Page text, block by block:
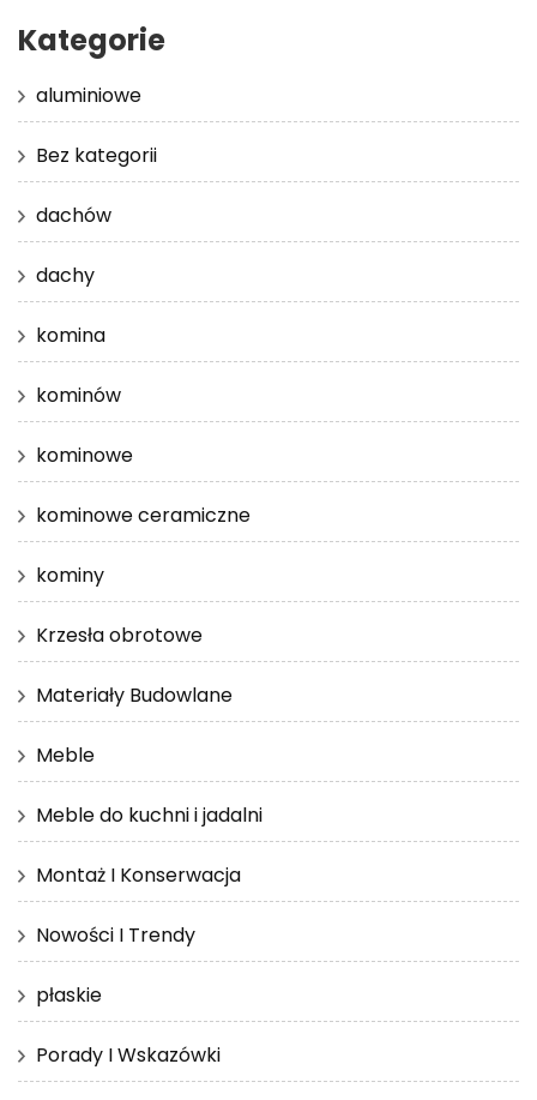
Kategorie
aluminiowe
Bez kategorii
dachów
dachy
komina
kominów
kominowe
kominowe ceramiczne
kominy
Krzesła obrotowe
Materiały Budowlane
Meble
Meble do kuchni i jadalni
Montaż I Konserwacja
Nowości I Trendy
płaskie
Porady I Wskazówki